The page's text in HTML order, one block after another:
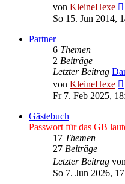
von KleineHexe
So 15. Jun 2014,
Partner
6 Themen
2 Beiträge
Letzter Beitrag
von KleineHexe
Fr 7. Feb 2025,
Gästebuch
Passwort für das GB
17 Themen
27 Beiträge
Letzter Beitrag von
So 7. Jun 2026,